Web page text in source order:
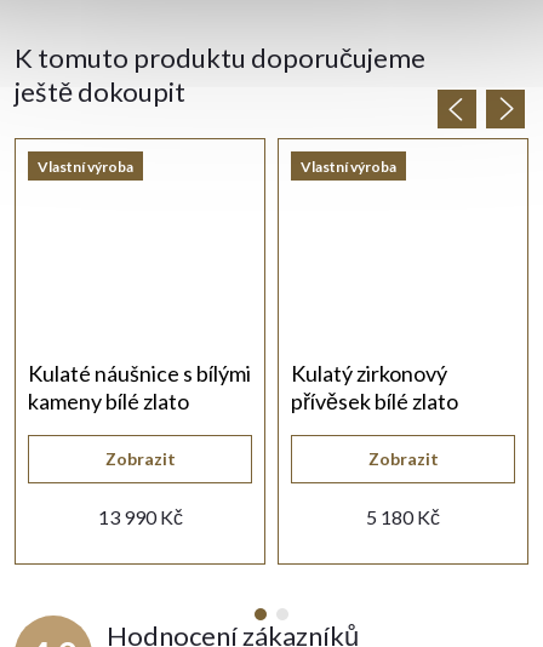
K tomuto produktu doporučujeme
ještě dokoupit
Vlastní výroba
Kulaté náušnice s bílými
kameny bílé zlato
13 990 Kč
Zobrazit
Vlastní výroba
Kulatý zirkonový
přívěsek bílé zlato
5 180 Kč
Zobrazit
Hodnocení zákazníků